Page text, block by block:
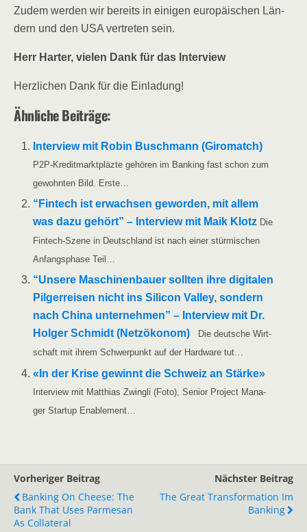
Zudem wer­den wir bereits in eini­gen euro­päi­schen Län­
dern und den USA ver­tre­ten sein.
Herr Har­ter, vie­len Dank für das Interview
Herz­li­chen Dank für die Einladung!
Ähn­li­che Beiträge:
Inter­view mit Robin Busch­mann (Giro­match)
P2P-Kre­­di­t­­mark­t­­plä­z­­te gehö­ren im Ban­king fast schon zum
gewohn­ten Bild. Erste…
“Fin­tech ist erwach­sen gewor­den, mit allem
was dazu gehört” – Inter­view mit Maik Klotz Die
Fin­­tech-Sze­­ne in Deutsch­land ist nach einer stür­mi­schen
Anfangs­pha­se Teil…
“Unse­re Maschi­nen­bau­er soll­ten ihre digi­ta­len
Pil­ger­rei­sen nicht ins Sili­con Val­ley, son­dern
nach Chi­na unter­neh­men” – Inter­view mit Dr.
Hol­ger Schmidt (Netz­öko­nom)
Die deut­sche Wirt­
schaft mit ihrem Schwer­punkt auf der Hard­ware tut…
«In der Kri­se gewinnt die Schweiz an Stär­ke»
Inter­view mit Mat­thi­as Zwing­li (Foto), Seni­or Pro­ject Mana­
ger Start­up Enablement…
Vorheriger Beitrag
Banking On Cheese: The
Bank That Uses Parmesan
As Collateral
Nächster Beitrag
The Great Transformation Im
Banking